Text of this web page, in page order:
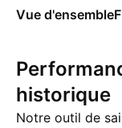
Vue d'ensemble
historique
Notre outil de